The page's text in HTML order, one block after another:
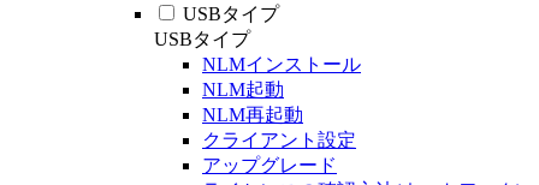
USBタイプ
USBタイプ
NLMインストール
NLM起動
NLM再起動
クライアント設定
アップグレード